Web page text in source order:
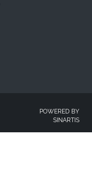
POWERED BY
SINARTIS